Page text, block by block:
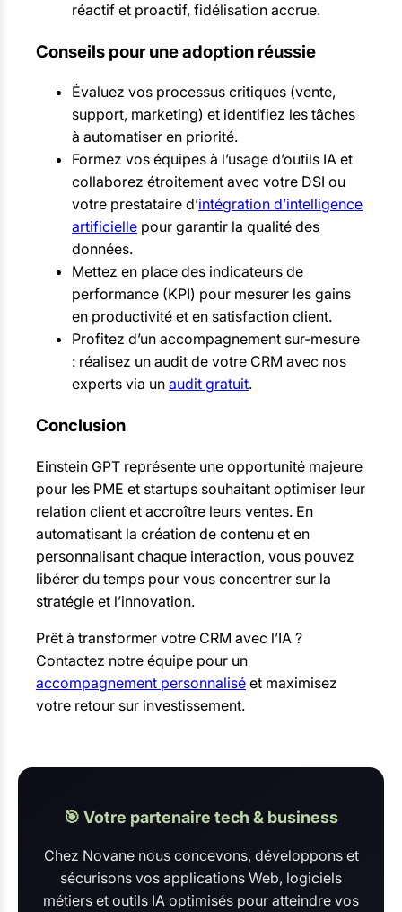
réactif et proactif, fidélisation accrue.
Conseils pour une adoption réussie
Évaluez vos processus critiques (vente,
support, marketing) et identifiez les tâches
à automatiser en priorité.
Formez vos équipes à l’usage d’outils IA et
collaborez étroitement avec votre DSI ou
votre prestataire d’intégration d’intelligence
artificielle pour garantir la qualité des
données.
Mettez en place des indicateurs de
performance (KPI) pour mesurer les gains
en productivité et en satisfaction client.
Profitez d’un accompagnement sur-mesure
: réalisez un audit de votre CRM avec nos
experts via un audit gratuit.
Conclusion
Einstein GPT représente une opportunité majeure
pour les PME et startups souhaitant optimiser leur
relation client et accroître leurs ventes. En
automatisant la création de contenu et en
personnalisant chaque interaction, vous pouvez
libérer du temps pour vous concentrer sur la
stratégie et l’innovation.
Prêt à transformer votre CRM avec l’IA ?
Contactez notre équipe pour un
accompagnement personnalisé et maximisez
votre retour sur investissement.
🎯 Votre partenaire tech & business
Chez Novane nous concevons, développons et
sécurisons vos applications Web, logiciels
métiers et outils IA optimisés pour atteindre vos